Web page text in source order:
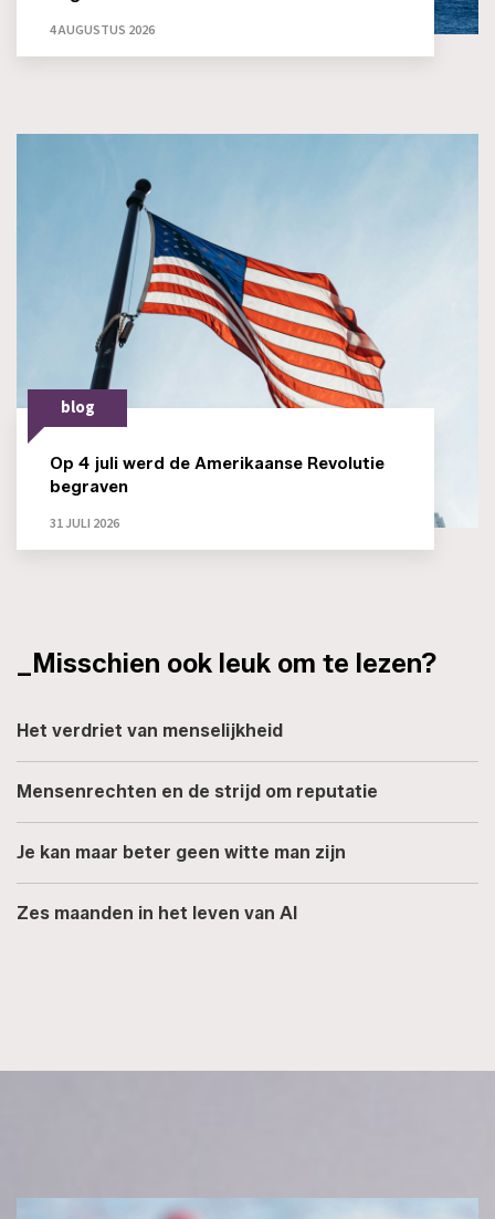
4 AUGUSTUS 2026
blog
Op 4 juli werd de Amerikaanse Revolutie
begraven
31 JULI 2026
_Misschien ook leuk om te lezen?
Het verdriet van menselijkheid
Mensenrechten en de strijd om reputatie
Je kan maar beter geen witte man zijn
Zes maanden in het leven van AI